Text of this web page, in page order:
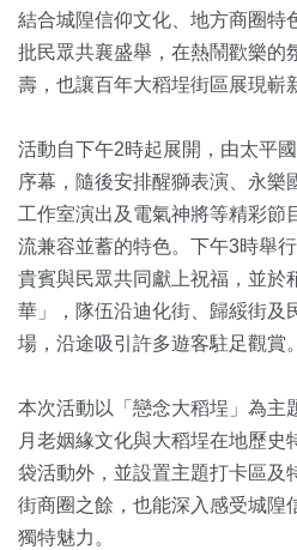
結合城隍信仰文化、地方商圈特
批民眾共襄盛舉，在熱鬧歡樂的
壽，也讓百年大稻埕街區展現嶄
活動自下午2時起展開，由太平
序幕，隨後安排醒獅表演、永樂
工作室演出及電氣神將等精彩節
流兼容並蓄的特色。下午3時舉
貴賓與民眾共同獻上祝福，並於
華」，隊伍沿迪化街、歸綏街及
場，沿途吸引許多遊客駐足觀賞。
本次活動以「戀念大稻埕」為主
月老姻緣文化與大稻埕在地歷史
袋活動外，並設置主題打卡區及
街商圈之餘，也能深入感受城隍
獨特魅力。